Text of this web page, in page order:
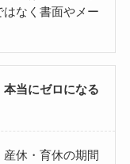
なく書面やメー
当にゼロになる
休・育休の期間